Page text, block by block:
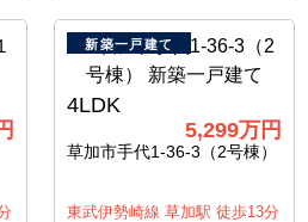
新築一戸建て
4LDK
5,299万円
草加市手代1-36-3（2号棟）
東武伊勢崎線 草加駅 徒歩13分